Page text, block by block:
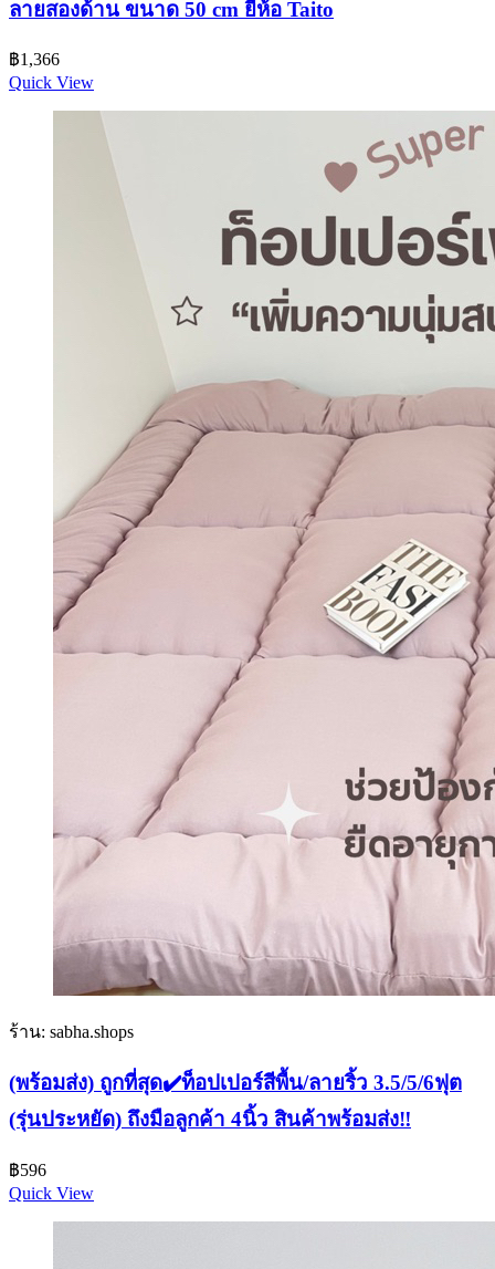
ลายสองด้าน ขนาด 50 cm ยี่ห้อ Taito
฿1,366
Quick View
ร้าน: sabha.shops
(พร้อมส่ง) ถูกที่สุด✔️ท็อปเปอร์สีพื้น/ลายริ้ว 3.5/5/6ฟุต
(รุ่นประหยัด) ถึงมือลูกค้า 4นิ้ว สินค้าพร้อมส่ง‼️
฿596
Quick View